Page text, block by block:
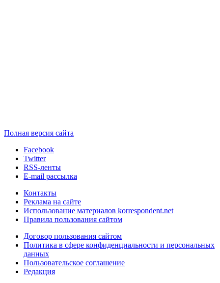
Полная версия сайта
Facebook
Twitter
RSS-ленты
E-mail рассылка
Контакты
Реклама на сайте
Использование материалов korrespondent.net
Правила пользования сайтом
Договор пользования сайтом
Политика в сфере конфиденциальности и персональных
данных
Пользовательское соглашение
Редакция